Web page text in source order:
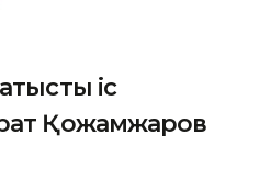
іс
Қожамжаров